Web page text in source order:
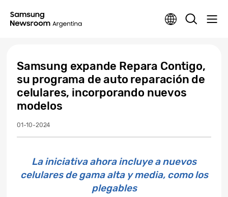
Samsung expande Repara Contigo,
su programa de auto reparación de
celulares, incorporando nuevos
modelos
01-10-2024
La iniciativa ahora incluye a nuevos
celulares de gama alta y media, como los
plegables